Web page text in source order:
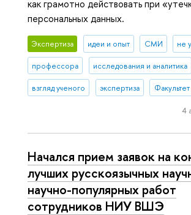
как грамотно действовать при
персональных данных.
Экспертиза идеи и опыт СМИ не
профессора исследования и аналитика
взгляд ученого экспертиза
4
Начался прием заявок на
лучших русскоязычных
научно-популярных работ
сотрудников НИУ ВШЭ